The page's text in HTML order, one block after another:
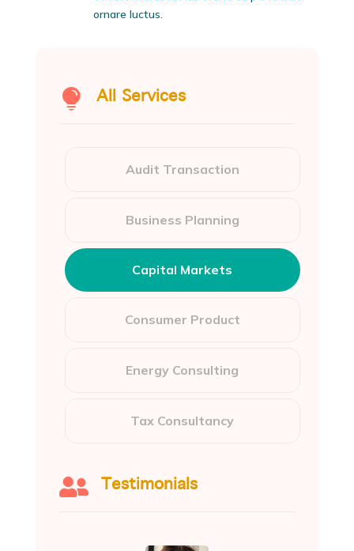
ornare luctus.
 All Services
Audit Transaction
Business Planning
Capital Markets
Consumer Product
Energy Consulting
Tax Consultancy
 Testimonials